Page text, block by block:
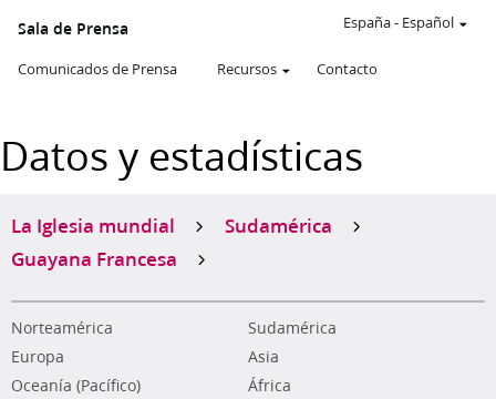
Sala de Prensa
Comunicados de Prensa Recursos Contacto
España- Español
Datos y estadísticas
La Iglesia mundial
Sudamérica
Guayana Francesa
Norteamérica
Sudamérica
Europa
Asia
Oceanía (Pacífico)
África